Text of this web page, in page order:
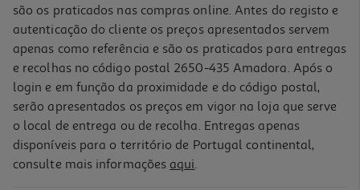
4.5
Amaciador Concentrado Auchan Frutos Vermelhos 80 Doses
são os praticados nas compras online. Antes do registo e
autenticação do cliente os preços apresentados servem
apenas como referência e são os praticados para entregas
e recolhas no código postal 2650-435 Amadora. Após o
login e em função da proximidade e do código postal,
serão apresentados os preços em vigor na loja que serve
o local de entrega ou de recolha. Entregas apenas
disponíveis para o território de Portugal continental,
consulte mais informações aqui.